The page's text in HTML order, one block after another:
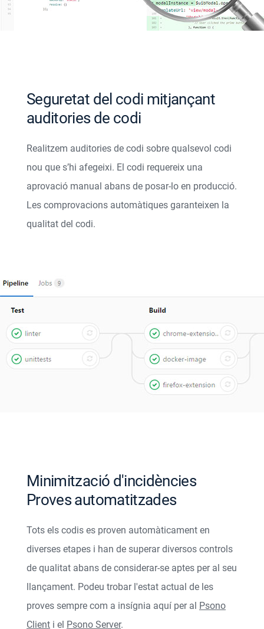
Seguretat del codi mitjançant
auditories de codi
Realitzem auditories de codi sobre qualsevol codi
nou que s’hi afegeixi. El codi requereix una
aprovació manual abans de posar-lo en producció.
Les comprovacions automàtiques garanteixen la
qualitat del codi.
Minimització d'incidències
Proves automatitzades
Tots els codis es proven automàticament en
diverses etapes i han de superar diversos controls
de qualitat abans de considerar-se aptes per al seu
llançament. Podeu trobar l'estat actual de les
proves sempre com a insígnia aquí per al Psono
Client i el Psono Server.